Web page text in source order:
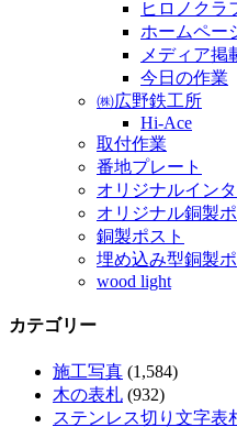
ヒロノクラ
ホームペー
メディア掲
今日の作業
㈱広野鉄工所
Hi-Ace
取付作業
番地プレート
オリジナルイン
オリジナル銅製
銅製ポスト
埋め込み型銅製ポ
wood light
カテゴリー
施工写真 (1,584)
木の表札 (932)
ステンレス切り文字表